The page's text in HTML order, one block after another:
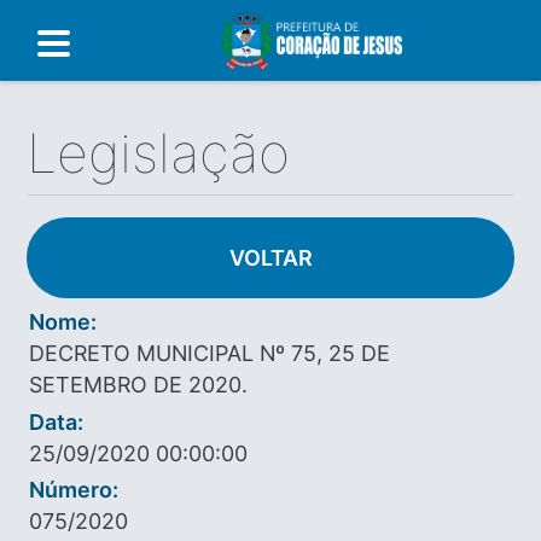
Legislação
VOLTAR
Nome:
DECRETO MUNICIPAL Nº 75, 25 DE
SETEMBRO DE 2020.
Data:
25/09/2020 00:00:00
Número:
075/2020